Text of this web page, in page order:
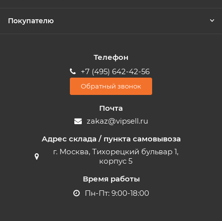
Покупателю
Телефон
+7 (495) 642-42-56
Обратный звонок
Почта
zakaz@vipsell.ru
Адрес склада / пункта самовывоза
г. Москва, Тихорецкий бульвар 1,
корпус 5
Время работы
Пн-Пт: 9:00-18:00